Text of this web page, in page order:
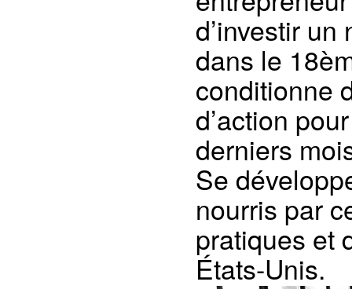
d’investir
dans le
conditionne
d’action
derniers
Se
nourris par
pratiques et
États-Unis.